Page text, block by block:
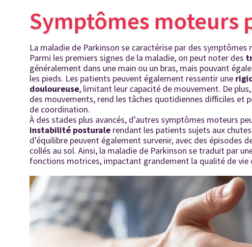
Symptômes moteurs
La maladie de Parkinson se caractérise par des
Parmi les premiers signes de la maladie, on peut noter des
généralement dans une main ou un bras, mais pouvant
les pieds. Les patients peuvent également ressentir une
douloureuse, limitant leur capacité de mouvement. De
des mouvements, rend les tâches quotidiennes difficiles et
de coordination.
À des stades plus avancés, d’autres symptômes moteurs
instabilité posturale rendant les patients sujets aux
d’équilibre peuvent également survenir, avec des épisodes
collés au sol. Ainsi, la maladie de Parkinson se traduit par
fonctions motrices, impactant grandement la qualité de vie